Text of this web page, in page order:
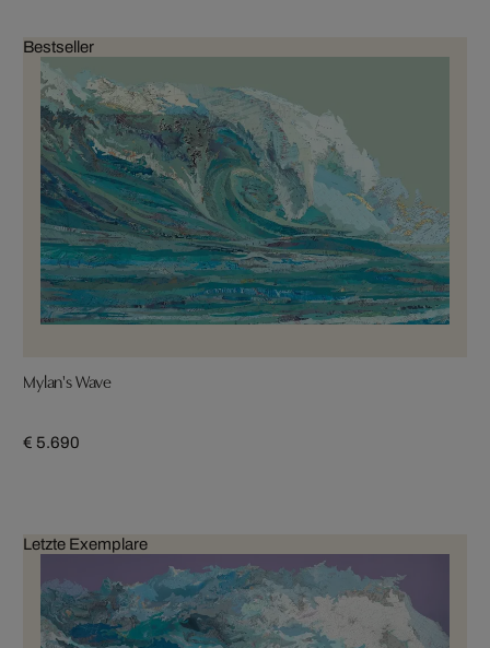
Bestseller
Mylan's Wave
€ 5.690
Letzte Exemplare